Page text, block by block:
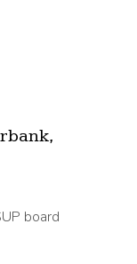
board